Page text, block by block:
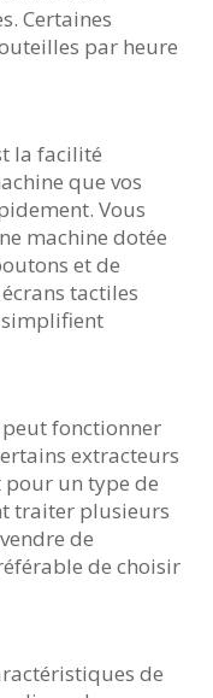
Certaines
par heure
la facilité
que vos
Vous
machine dotée
et de
tactiles
peut fonctionner
extracteurs
un type de
traiter plusieurs
de
de choisir
de